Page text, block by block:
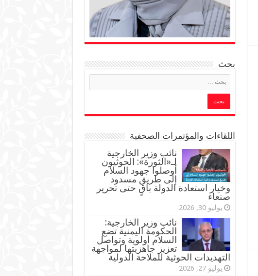
بحث
اللقاءات والمؤتمرات الصحفية
‏نائب وزير الخارجية
لـ«الثورة»: الحوثيون
أوصلوا جهود السلام
إلى طريق مسدود
وخيار استعادة الدولة باقٍ حتى تحرير
صنعاء
يوليو 30, 2026
نائب وزير الخارجية:
الحكومة اليمنية تضع
السلام أولوية وتواصل
تعزيز جاهزيتها لمواجهة
التهديدات الحوثية للملاحة الدولية
يوليو 27, 2026